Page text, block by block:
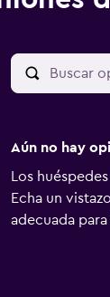
Aún no hay
Los
Echa un
adecuada